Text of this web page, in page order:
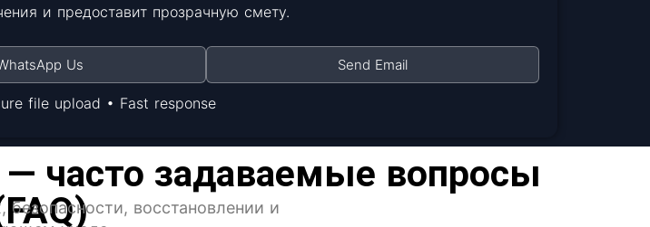
и предоставит прозрачную смету.
Us Send Email
file upload • Fast response
— часто задаваемые вопросы
восстановлении и